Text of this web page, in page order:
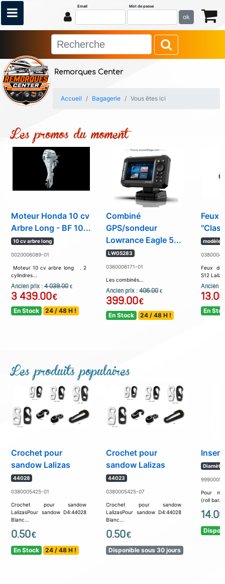
Remorques Center
Email Mot de passe
ok
Accueil Bagagerie Vous êtes ici
Les promos du moment
Moteur Honda 10 cv
Arbre Long - BF 10...
10 cv arbre long
0020006089-01
Moteur 10 cv arbre long . 2
cylindres...
Ancien prix : 4 039.00 €
3 439.00€
En Stock 24 / 48 H !
Combiné
GPS/sondeur
Lowrance Eagle 5...
LW05283
0360006171-01
Les combinés...
Ancien prix : 406.00 €
399.00€
En Stock 24 / 48 H !
Feux
modèle
Feux de
S12
Ancien
13.00
En
Les produits populaires
Crochet pour
sandow Lalizas
44028
0380005425-01
Crochet pour sandow
LalizasPour sandow D4:44028
Blanc...
0.50€
En Stock 24 / 48 H !
Crochet pour
sandow Lalizas
44023
0380005425-07
Crochet pour sandow
LalizasPour sandow D4:44028
Blanc...
0.50€
Disponible sous 30 jours
Pour
(roll bar...
14.00